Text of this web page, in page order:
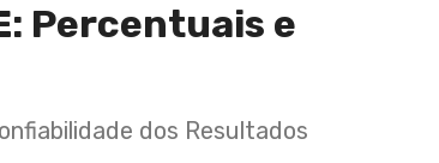
Percentuais e
dos Resultados